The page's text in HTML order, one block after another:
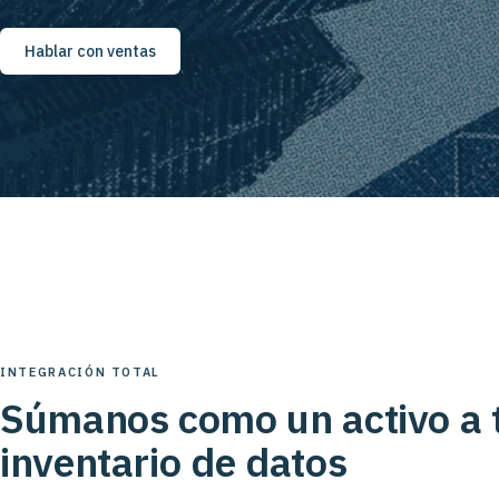
Hablar con ventas
INTEGRACIÓN TOTAL
Súmanos como un activo a
inventario de datos